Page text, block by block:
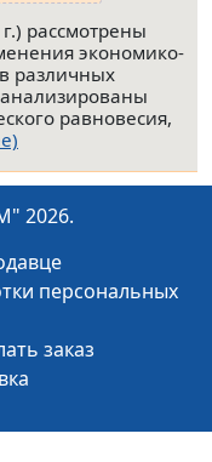
рассмотрены
экономико-
различных
равновесия,
2026.
персональных
заказ